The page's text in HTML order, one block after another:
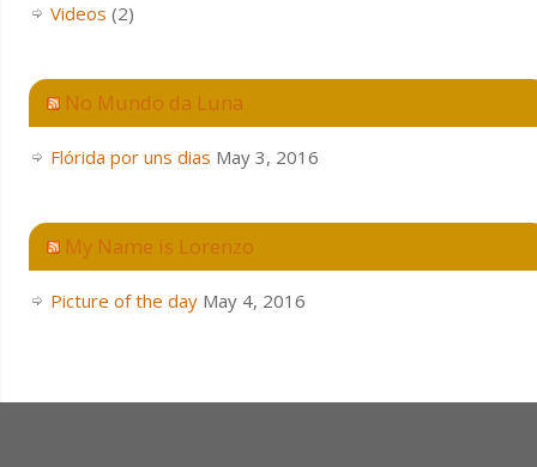
Videos (2)
No Mundo da Luna
Flórida por uns dias May 3, 2016
My Name is Lorenzo
Picture of the day May 4, 2016